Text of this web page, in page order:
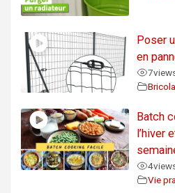
Poser
en
7
Batch
l’hiver
4
Vie